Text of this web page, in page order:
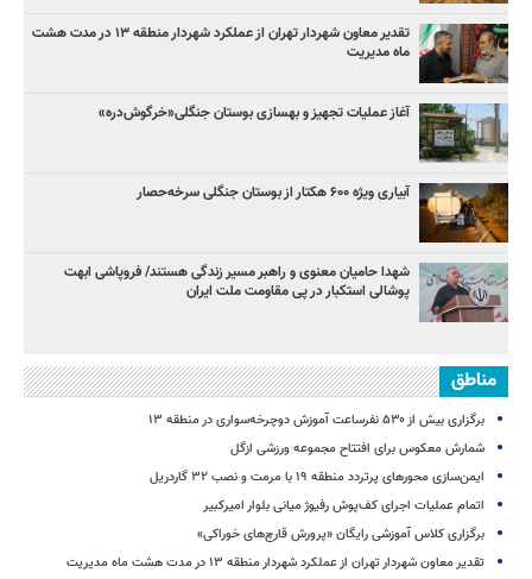
تقدیر معاون شهردار تهران از عملکرد شهردار منطقه ۱۳ در مدت هشت
ماه مدیریت
آغاز عملیات تجهیز و بهسازی بوستان جنگلی«خرگوش‌دره»
آبیاری ویژه ۶۰۰ هکتار از بوستان جنگلی سرخه‌حصار
شهدا حامیان معنوی و راهبر مسیر زندگی هستند/ فروپاشی ابهت
پوشالی استکبار در پی مقاومت ملت ایران
مناطق
برگزاری بیش از ۵۳۰ نفرساعت آموزش دوچرخه‌سواری در منطقه ۱۳
شمارش معکوس برای افتتاح مجموعه ورزشی ازگل
ایمن‌سازی محورهای پرتردد منطقه ۱۹ با مرمت و نصب ۳۲ گاردریل
اتمام عملیات اجرای کف‌پوش رفیوژ میانی بلوار امیرکبیر
برگزاری کلاس آموزشی رایگان «پرورش قارچ‌های خوراکی»
تقدیر معاون شهردار تهران از عملکرد شهردار منطقه ۱۳ در مدت هشت ماه مدیریت